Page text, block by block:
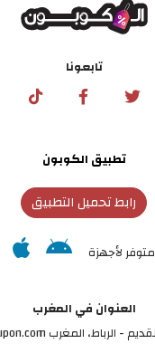
تابعونا
تطبيق الكوبون
رابط تحميل التطبيق
متوفر لأجهزة
العنوان في المغرب